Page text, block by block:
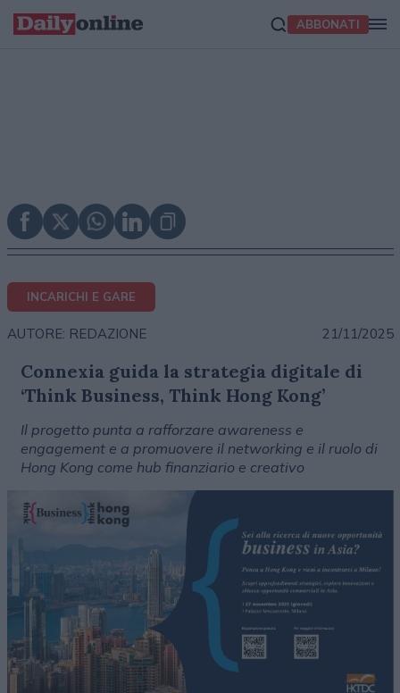
ABBONATI
INCARICHI E GARE
AUTORE: REDAZIONE 21/11/2025
Connexia guida la strategia digitale di
‘Think Business, Think Hong Kong’
Il progetto punta a rafforzare awareness e
engagement e a promuovere il networking e il ruolo di
Hong Kong come hub finanziario e creativo